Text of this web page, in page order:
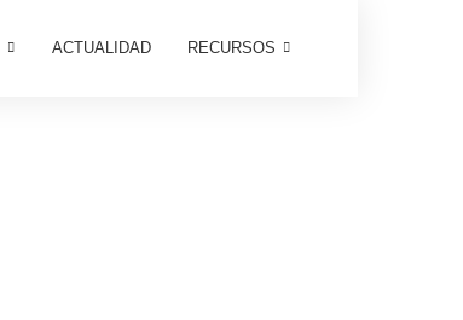
ACTUALIDAD RECURSOS